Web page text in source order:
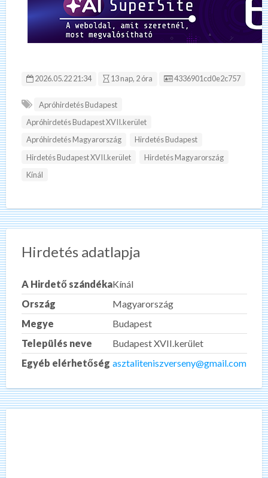
2026.05.22 21:34 13 nap, 2 óra Hirdetés ID:
4336901cd0e2c757
Apróhirdetés Budapest
Apróhirdetés Budapest XVII.kerület
Apróhirdetés Magyarország
Hirdetés Budapest
Hirdetés Budapest XVII.kerület
Hirdetés Magyarország
Kínál
Hirdetés adatlapja
A Hirdető szándékaKínál
Ország
Magyarország
Megye
Budapest
Település neve
Budapest XVII.kerület
Egyéb elérhetőség asztaliteniszverseny@gmail.com